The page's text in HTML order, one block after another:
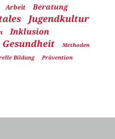
Arbeit Beratung
Jugendkultur
Inklusion
Gesundheit Methoden
Bildung Prävention